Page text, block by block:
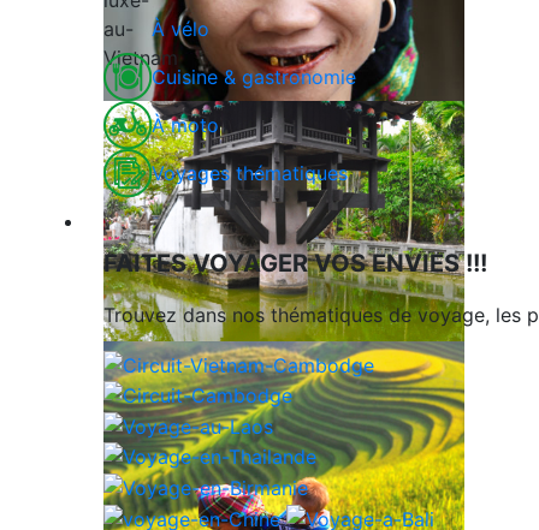
À vélo
Cuisine & gastronomie
À moto
Voyages thématiques
Voyages en Indochine & Asie
FAITES VOYAGER VOS ENVIES !!!
Trouvez dans nos thématiques de voyage,